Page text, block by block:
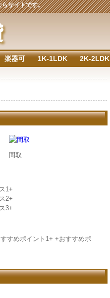
サイトです。
楽器可 1K-1LDK 2K-2LDK
間取
1+
2+
3+
すめポイント1+ +おすすめポ